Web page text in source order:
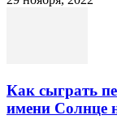
Как сыграть
имени Солнце